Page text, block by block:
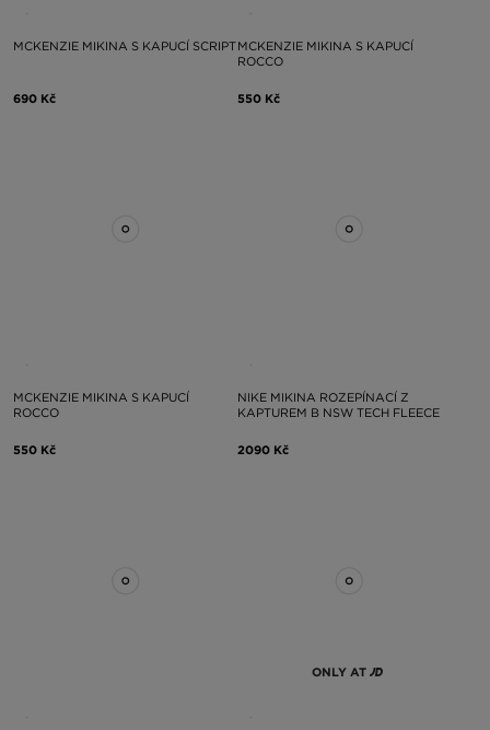
MCKENZIE MIKINA S KAPUCÍ SCRIPT
690 Kč
MCKENZIE MIKINA S KAPUCÍ
ROCCO
550 Kč
MCKENZIE MIKINA S KAPUCÍ
ROCCO
550 Kč
NIKE MIKINA ROZEPÍNACÍ Z
KAPTUREM B NSW TECH FLEECE
2090 Kč
ONLY AT